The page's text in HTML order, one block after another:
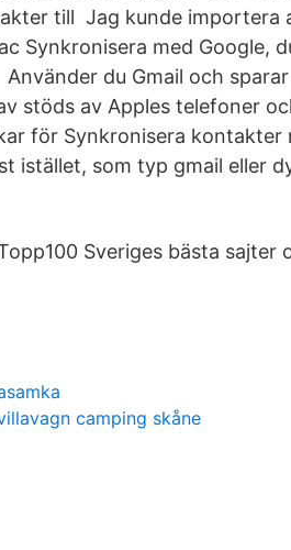
till Jag kunde importera
Synkronisera med Google,
du Gmail och
stöds av Apples telefoner
för Synkronisera kontakter
istället, som typ gmail eller
Sveriges bästa sajter
camping skåne